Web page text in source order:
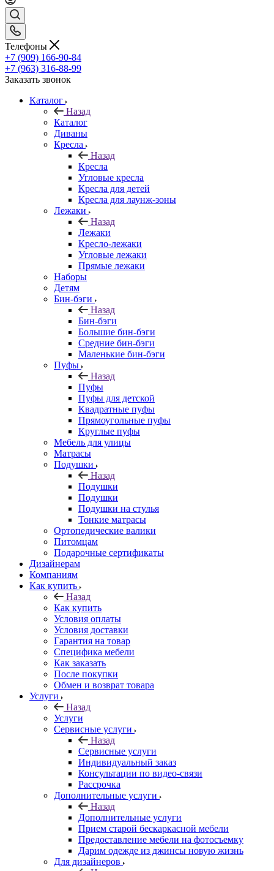
Телефоны
+7 (909) 166-90-84
+7 (963) 316-88-99
Заказать звонок
Каталог
Назад
Каталог
Диваны
Кресла
Назад
Кресла
Угловые кресла
Кресла для детей
Кресла для лаунж-зоны
Лежаки
Назад
Лежаки
Кресло-лежаки
Угловые лежаки
Прямые лежаки
Наборы
Детям
Бин-бэги
Назад
Бин-бэги
Большие бин-бэги
Средние бин-бэги
Маленькие бин-бэги
Пуфы
Назад
Пуфы
Пуфы для детской
Квадратные пуфы
Прямоугольные пуфы
Круглые пуфы
Мебель для улицы
Матрасы
Подушки
Назад
Подушки
Подушки
Подушки на стулья
Тонкие матрасы
Ортопедические валики
Питомцам
Подарочные сертификаты
Дизайнерам
Компаниям
Как купить
Назад
Как купить
Условия оплаты
Условия доставки
Гарантия на товар
Специфика мебели
Как заказать
После покупки
Обмен и возврат товара
Услуги
Назад
Услуги
Сервисные услуги
Назад
Сервисные услуги
Индивидуальный заказ
Консультации по видео-связи
Рассрочка
Дополнительные услуги
Назад
Дополнительные услуги
Прием старой бескаркасной мебели
Предоставление мебели на фотосъемку
Дарим одежде из джинсы новую жизнь
Для дизайнеров